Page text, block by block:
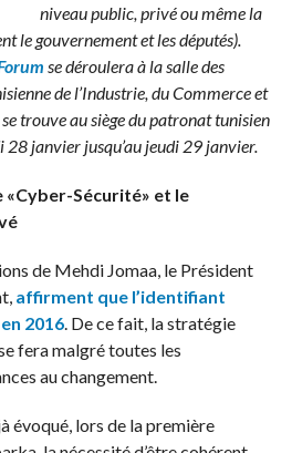
niveau public, privé ou même la
le gouvernement et les députés).
se déroulera à la salle des
de l’Industrie, du Commerce et
trouve au siège du patronat tunisien
28 janvier jusqu’au jeudi 29 janvier.
Sécurité» et le
de Mehdi Jomaa, le Président
affirment que l’identifiant
2016. De ce fait, la stratégie
fera malgré toutes les
au changement.
évoqué, lors de la première